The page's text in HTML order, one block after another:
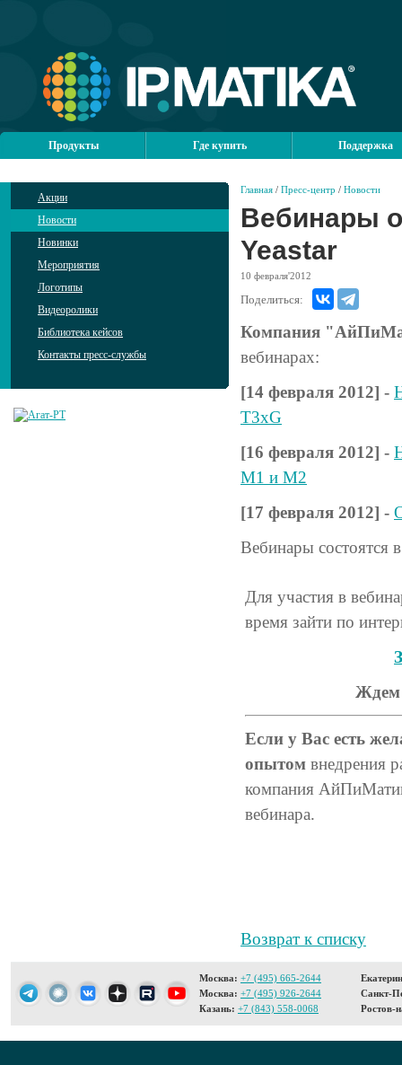
Продукты Где купить Поддержка
Акции
Новости
Новинки
Мероприятия
Логотипы
Видеоролики
Библиотека кейсов
Контакты пресс-службы
Главная / Пресс-центр / Новости
Вебинары
Yeastar
10 февраля'2012
Поделиться:
Компания
вебинарах:
[14 февраля 2012] -
T3xG
[16 февраля 2012] -
M1 и M2
[17 февраля 2012] -
Вебинары состоятся
Для участия в
время зайти по
Ждем
Если у Вас есть
опытом внедрения
компания
вебинара.
Возврат к списку
Москва: +7 (495) 665-2644
Москва: +7 (495) 926-2644
Казань: +7 (843) 558-0068
Санкт-
Ростов-